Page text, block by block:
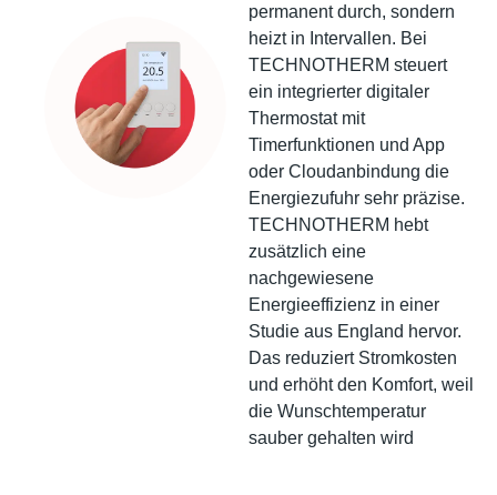
permanent durch, sondern
heizt in Intervallen. Bei
TECHNOTHERM steuert
ein integrierter digitaler
Thermostat mit
Timerfunktionen und App
oder Cloudanbindung die
Energiezufuhr sehr präzise.
TECHNOTHERM hebt
zusätzlich eine
nachgewiesene
Energieeffizienz in einer
Studie aus England hervor.
Das reduziert Stromkosten
und erhöht den Komfort, weil
die Wunschtemperatur
sauber gehalten wird